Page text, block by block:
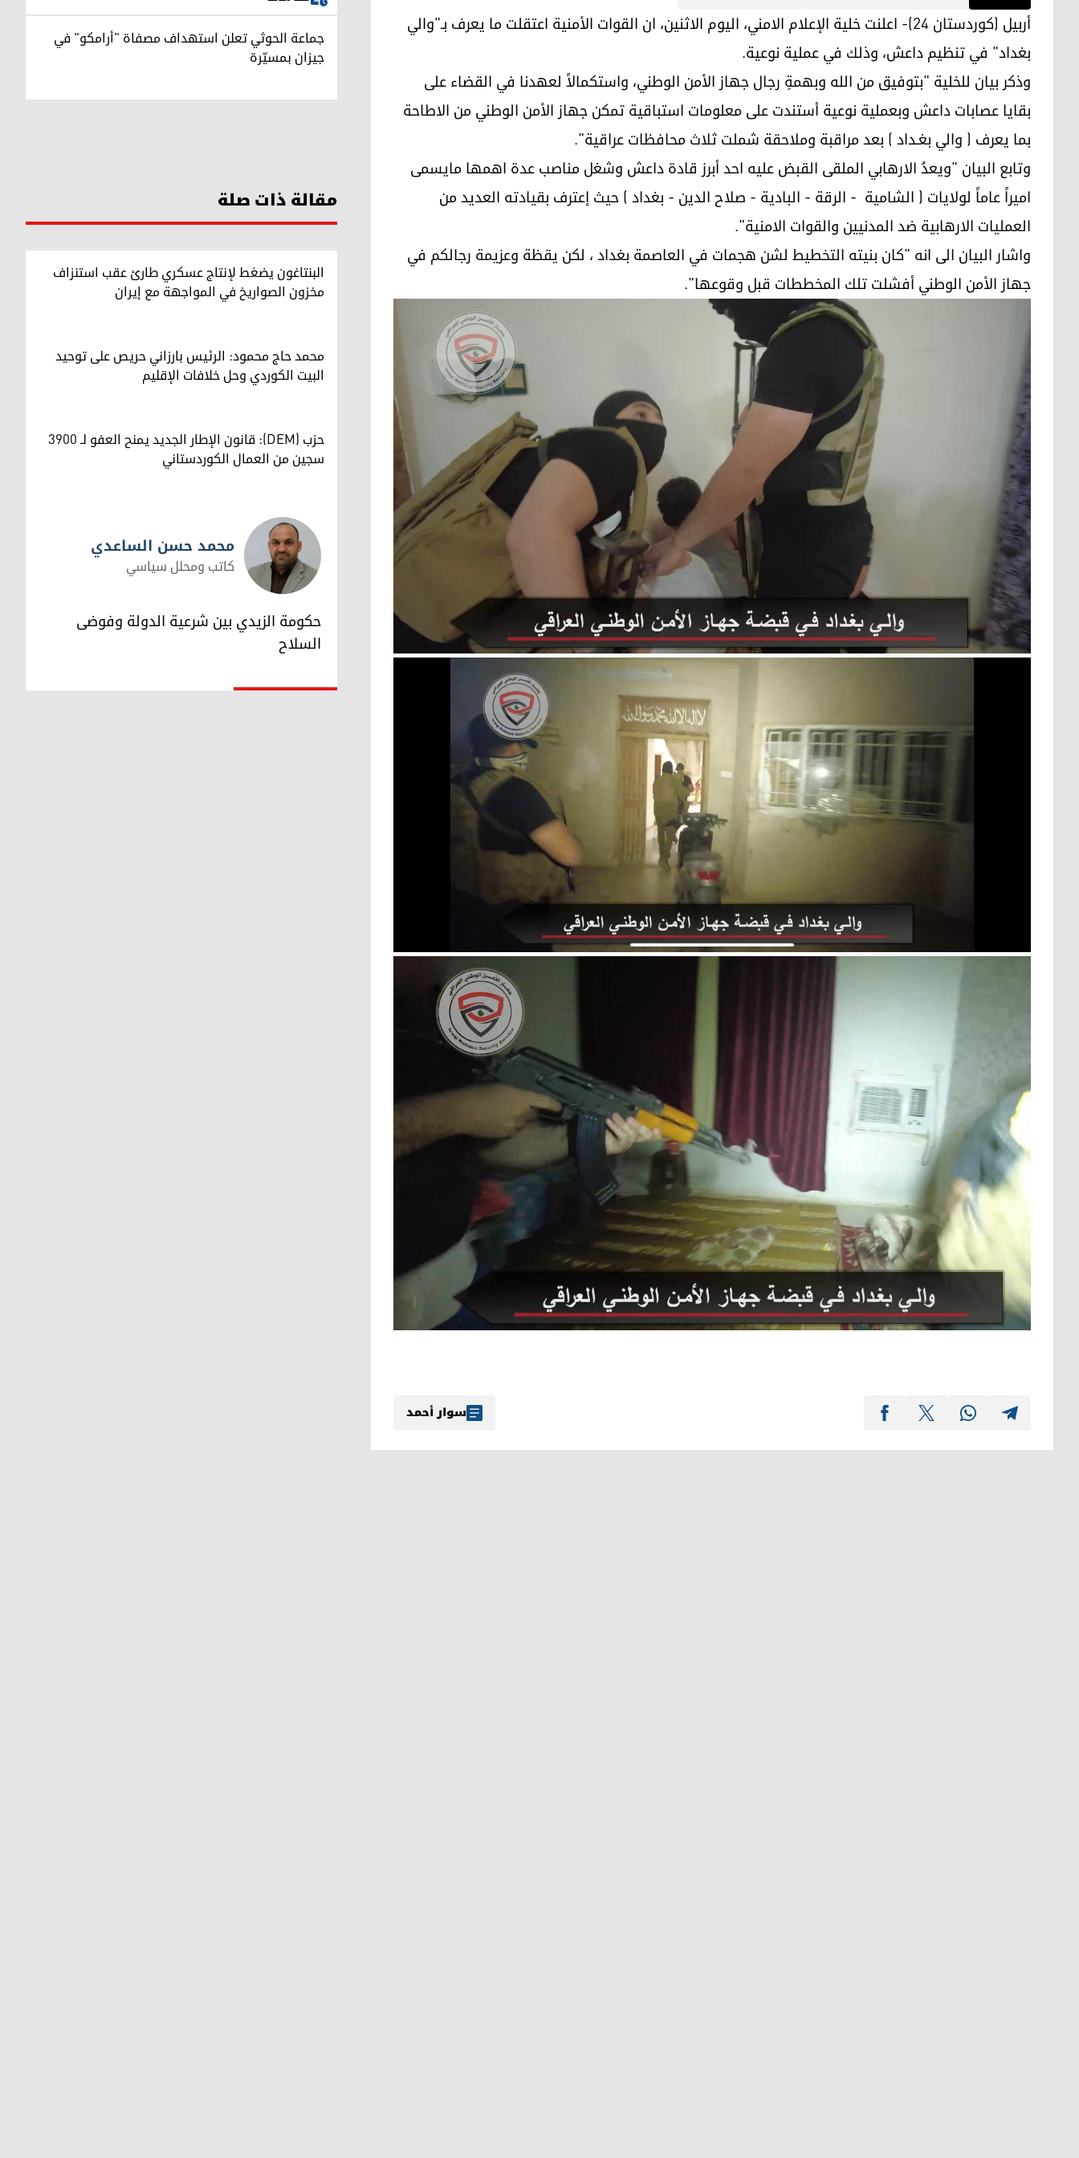
أربيل (كوردستان 24)- اعلنت خلية الإعلام الامني، اليوم الاثنين، ان القوات الأمنية اعتقلت ما يعرف بـ"والي
بغداد" في تنظيم داعش، وذلك في عملية نوعية.
وذكر بيان للخلية "بتوفيق من الله وبهمةِ رجال جهاز الأمن الوطني، واستكمالاً لعهدنا في القضاء على
بقايا عصابات داعش وبعملية نوعية أستندت على معلومات استباقية تمكن جهاز الأمن الوطني من الاطاحة
بما يعرف ( والي بغـداد ) بعد مراقبة وملاحقة شملت ثلاث محافظات عراقية".
وتابع البيان "ويعدُ الارهابي الملقى القبض عليه احد أبرز قادة داعش وشغل مناصب عدة اهمها مايسمى
اميراً عاماً لولايات ( الشامية - الرقة - البادية - صلاح الدين - بغداد ) حيث إعترف بقيادته العديد من
العمليات الارهابية ضد المدنيين والقوات الامنية".
واشار البيان الى انه "كان بنيته التخطيط لشن هجمات في العاصمة بغداد ، لكن يقظة وعزيمة رجالكم في
جهاز الأمن الوطني أفشلت تلك المخططات قبل وقوعها".
سوار أحمد
جماعة الحوثي تعلن استهداف مصفاة "أرامكو" في
جيزان بمسيّرة
مقالة ذات صلة
البنتاغون يضغط لإنتاج عسكري طارئ عقب استنزاف
مخزون الصواريخ في المواجهة مع إيران
محمد حاج محمود: الرئيس بارزاني حريص على توحيد
البيت الكوردي وحل خلافات الإقليم
حزب (DEM): قانون الإطار الجديد يمنح العفو لـ 3900
سجين من العمال الكوردستاني
محمد حسن الساعدي
محمد حسن الساعدي
كاتب ومحلل سياسي
حكومة الزيدي بين شرعية الدولة وفوضى
السلاح